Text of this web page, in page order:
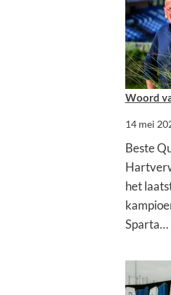
Woord
14 mei
Beste
het
Sparta…